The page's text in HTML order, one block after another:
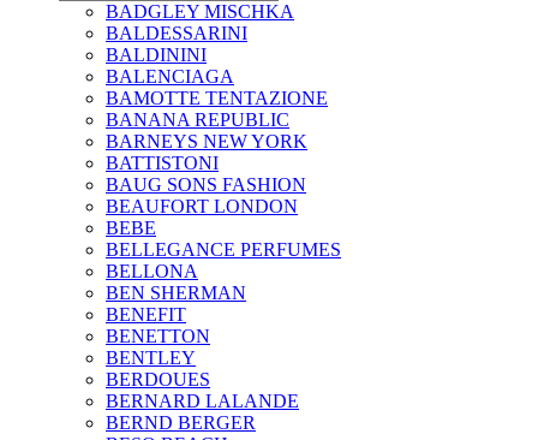
BADGLEY MISCHKA
BALDESSARINI
BALDININI
BALENCIAGA
BAMOTTE TENTAZIONE
BANANA REPUBLIC
BARNEYS NEW YORK
BATTISTONI
BAUG SONS FASHION
BEAUFORT LONDON
BEBE
BELLEGANCE PERFUMES
BELLONA
BEN SHERMAN
BENEFIT
BENETTON
BENTLEY
BERDOUES
BERNARD LALANDE
BERND BERGER